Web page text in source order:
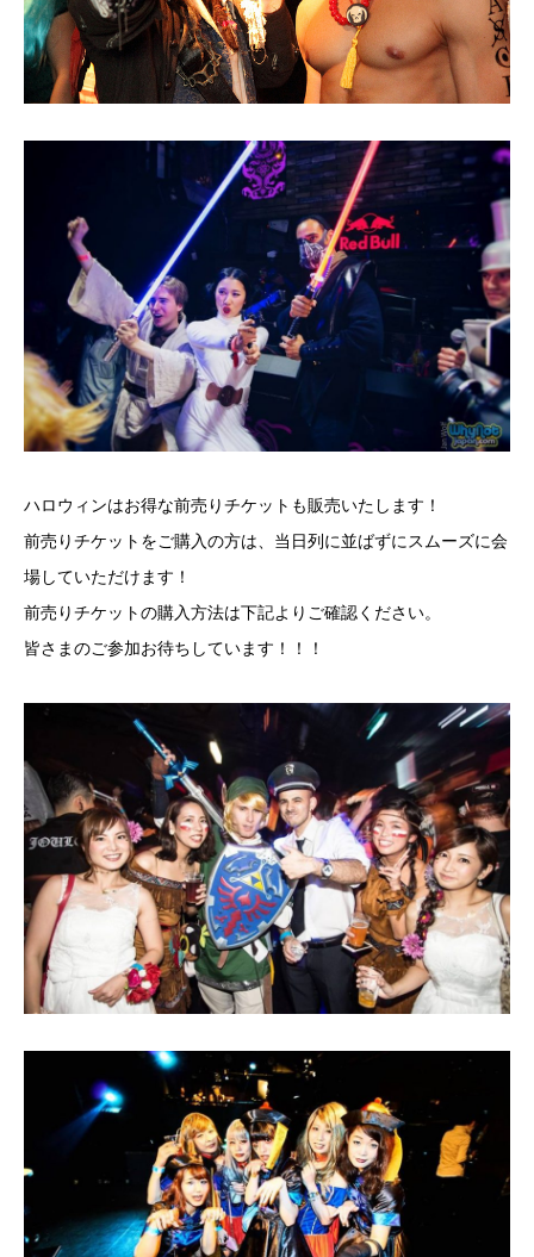
ハロウィンはお得な前売りチケットも販売いたします！
前売りチケットをご購入の方は、当日列に並ばずにスムーズに会
場していただけます！
前売りチケットの購入方法は下記よりご確認ください。
皆さまのご参加お待ちしています！！！